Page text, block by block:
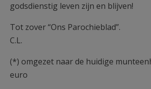
godsdienstig leven zijn en blijven!
Tot zover “Ons Parochieblad”.
C.L.
(*) omgezet naar de huidige
euro